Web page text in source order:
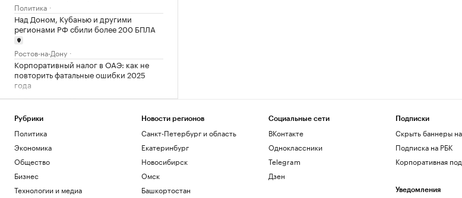
Политика
Над Доном, Кубанью и другими
регионами РФ сбили более 200 БПЛА
Ростов-на-Дону
Корпоративный налог в ОАЭ: как не
повторить фатальные ошибки 2025
года
Подписка на РБК
млрд в фонды денежного рынка в июле
Инвестиции
В результате нападений на
криптоинвесторов украдено $30 млн с
начала года
Крипто
Финансы после 60: ошибки, которые
Рубрики
Политика
Экономика
Общество
Бизнес
Технологии и медиа
Новости регионов
Санкт-Петербург и область
Екатеринбург
Новосибирск
Омск
Башкортостан
Социальные сети
ВКонтакте
Одноклассники
Telegram
Дзен
Подписки
Скрыть баннеры
Подписка на РБК
Корпоративная
Уведомления